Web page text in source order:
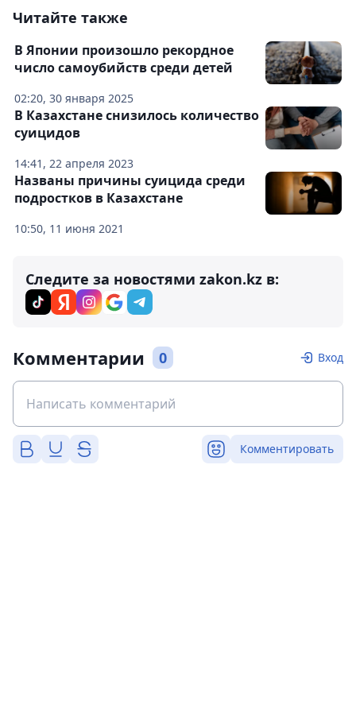
Читайте также
02:20, 30 января 2025
В Японии произошло рекордное
число самоубийств среди детей
14:41, 22 апреля 2023
В Казахстане снизилось количество
суицидов
10:50, 11 июня 2021
Названы причины суицида среди
подростков в Казахстане
Следите за новостями zakon.kz в:
Комментарии 0 Вход
Комментировать